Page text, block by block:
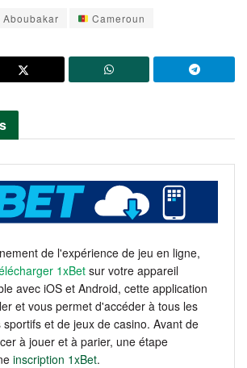
Cameroun
de l'expérience de jeu en ligne,
1xBet sur votre appareil
avec iOS et Android, cette application
et vous permet d'accéder à tous les
et de jeux de casino. Avant de
à jouer et à parier, une étape
inscription 1xBet.